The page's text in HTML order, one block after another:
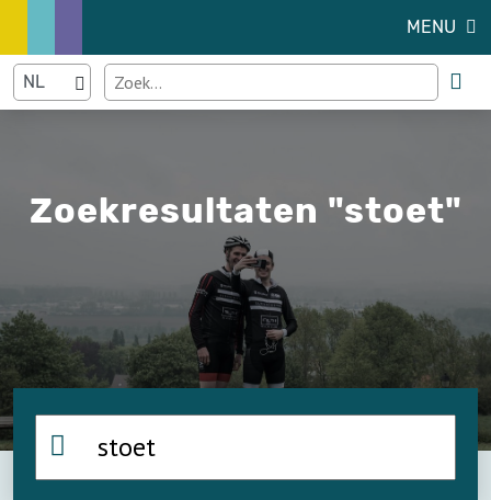
MENU
Zoekresultaten "stoet"